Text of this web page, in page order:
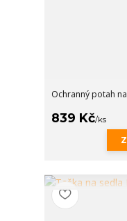
Ochranný potah
839 Kč/ks